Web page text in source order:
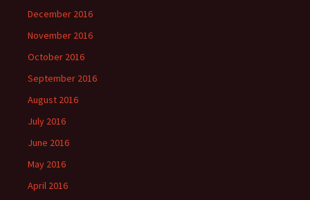
December 2016
November 2016
October 2016
September 2016
August 2016
July 2016
June 2016
May 2016
April 2016